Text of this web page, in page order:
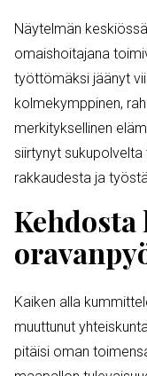
Näytelmän
omaishoitajana
työttömäksi jäänyt
kolmekymppinen,
merkityksellinen
siirtynyt
rakkaudesta ja
Kehdosta
Kaiken alla
muuttunut
pitäisi oman